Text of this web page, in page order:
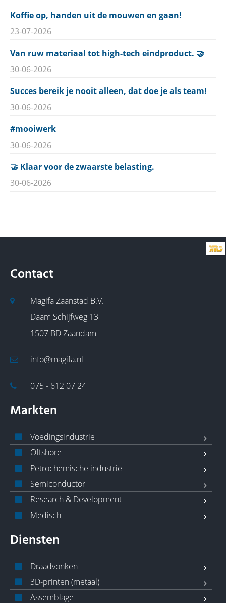
Koffie op, handen uit de mouwen en gaan!
23-07-2026
Van ruw materiaal tot high-tech eindproduct. 🤝
30-06-2026
Succes bereik je nooit alleen, dat doe je als team!
30-06-2026
#mooiwerk
30-06-2026
🤝 Klaar voor de zwaarste belasting.
30-06-2026
Contact
Magifa Zaanstad B.V.
Daam Schijfweg 13
1507 BD Zaandam
info@magifa.nl
075 - 612 07 24
Markten
Voedingsindustrie
Offshore
Petrochemische industrie
Semiconductor
Research & Development
Medisch
Diensten
Draadvonken
3D-printen (metaal)
Assemblage